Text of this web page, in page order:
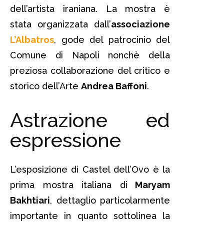
dell’artista iraniana. La mostra è
stata organizzata dall’associazione
L’Albatros, gode del patrocinio del
Comune di Napoli nonchè della
preziosa collaborazione del critico e
storico dell’Arte Andrea Baffoni.
Astrazione ed
espressione
L’esposizione di Castel dell’Ovo è la
prima mostra italiana di Maryam
Bakhtiari, dettaglio particolarmente
importante in quanto sottolinea la